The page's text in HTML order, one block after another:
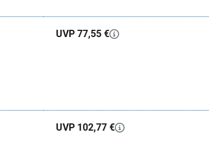
UVP 77,55 €
UVP 102,77 €